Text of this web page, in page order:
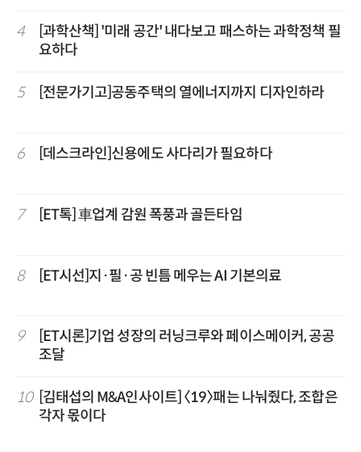
4
[과학산책] '미래 공간' 내다보고 패스하는 과학정책 필
요하다
5 [전문가기고]공동주택의 열에너지까지 디자인하라
6 [데스크라인]신용에도 사다리가 필요하다
7 [ET톡] 車업계 감원 폭풍과 골든타임
8 [ET시선]지·필·공 빈틈 메우는 AI 기본의료
9
[ET시론]기업 성장의 러닝크루와 페이스메이커, 공공
조달
10
[김태섭의 M&A인사이트] 〈19〉패는 나눠줬다, 조합은
각자 몫이다